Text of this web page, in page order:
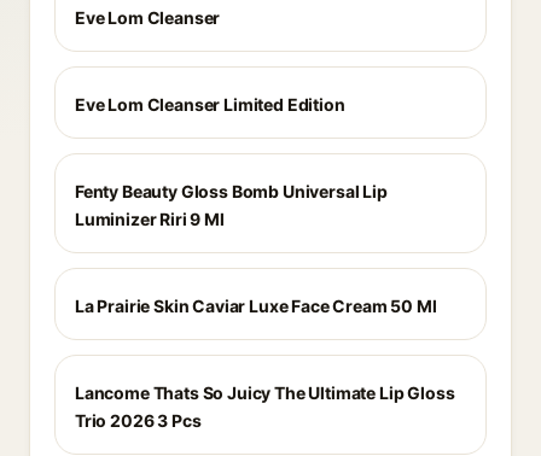
Eve Lom Cleanser
Eve Lom Cleanser Limited Edition
Fenty Beauty Gloss Bomb Universal Lip
Luminizer Riri 9 Ml
La Prairie Skin Caviar Luxe Face Cream 50 Ml
Lancome Thats So Juicy The Ultimate Lip Gloss
Trio 2026 3 Pcs